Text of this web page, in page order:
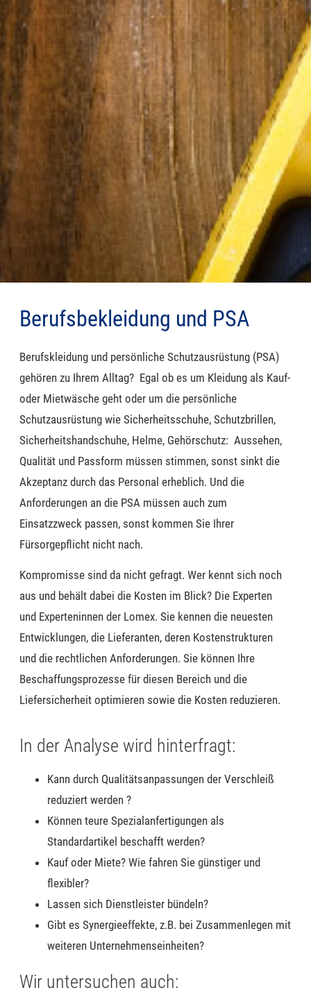
Berufsbekleidung und PSA
Berufskleidung und persönliche Schutzausrüstung (PSA)
gehören zu Ihrem Alltag? Egal ob es um Kleidung als Kauf-
oder Mietwäsche geht oder um die persönliche
Schutzausrüstung wie Sicherheitsschuhe, Schutzbrillen,
Sicherheitshandschuhe, Helme, Gehörschutz: Aussehen,
Qualität und Passform müssen stimmen, sonst sinkt die
Akzeptanz durch das Personal erheblich. Und die
Anforderungen an die PSA müssen auch zum
Einsatzzweck passen, sonst kommen Sie Ihrer
Fürsorgepflicht nicht nach.
Kompromisse sind da nicht gefragt. Wer kennt sich noch
aus und behält dabei die Kosten im Blick? Die Experten
und Experteninnen der Lomex. Sie kennen die neuesten
Entwicklungen, die Lieferanten, deren Kostenstrukturen
und die rechtlichen Anforderungen. Sie können Ihre
Beschaffungsprozesse für diesen Bereich und die
Liefersicherheit optimieren sowie die Kosten reduzieren.
In der Analyse wird hinterfragt:
Kann durch Qualitätsanpassungen der Verschleiß
reduziert werden ?
Können teure Spezialanfertigungen als
Standardartikel beschafft werden?
Kauf oder Miete? Wie fahren Sie günstiger und
flexibler?
Lassen sich Dienstleister bündeln?
Gibt es Synergieeffekte, z.B. bei Zusammenlegen mit
weiteren Unternehmenseinheiten?
Wir untersuchen auch: